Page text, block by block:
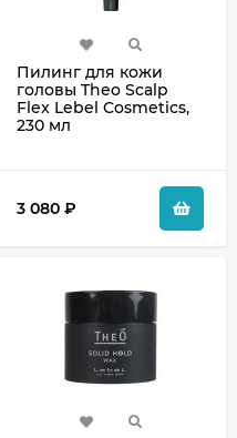
Пилинг для кожи
головы Theo Scalp
Flex Lebel Cosmetics,
230 мл
3 080 ₽